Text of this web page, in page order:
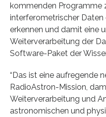
kommenden Programme
interferometrischer
erkennen und damit eine
Weiterverarbeitung der
Software-Paket der
“Das ist eine aufregende
RadioAstron-Mission,
Weiterverarbeitung und
astronomischen und